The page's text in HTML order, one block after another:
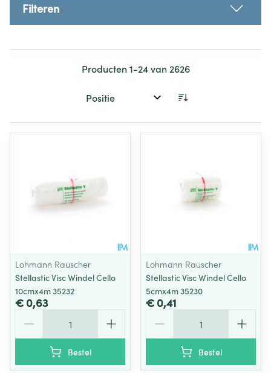
Filteren
Producten1-24van 2626
Sorteer op:
Lohmann Rauscher
Stellastic Visc Windel Cello
10cmx4m 35232
€ 0,63
Bestel
Lohmann Rauscher
Stellastic Visc Windel Cello
5cmx4m 35230
€ 0,41
Bestel